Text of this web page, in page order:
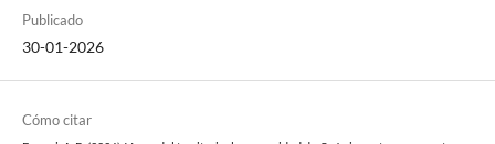
Publicado
30-01-2026
Cómo citar